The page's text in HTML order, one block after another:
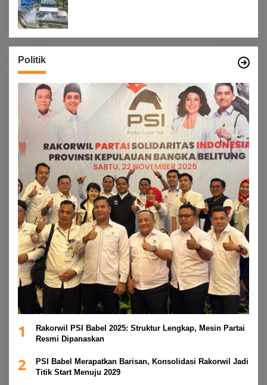
Politik
1
Rakorwil PSI Babel 2025: Struktur Lengkap, Mesin Partai
Resmi Dipanaskan
2
PSI Babel Merapatkan Barisan, Konsolidasi Rakorwil Jadi
Titik Start Menuju 2029